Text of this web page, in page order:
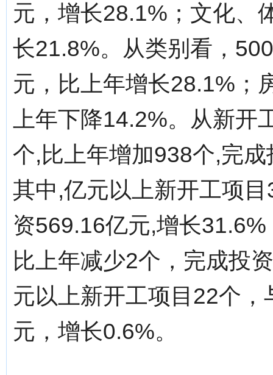
元，增长28.1%；文化、
长21.8%。从类别看，
元，比上年增长28.1%；
上年下降14.2%。从新
个,比上年增加938个,完
其中,亿元以上新开工项
资569.16亿元,增长
比上年减少2个，完成投
元以上新开工项目22个
元，增长0.6%。